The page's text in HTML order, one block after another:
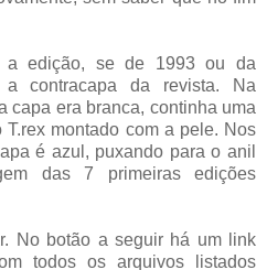
a edição, se de 1993 ou da
a contracapa da revista. Na
capa era branca, continha uma
montado com a pele. Nos
é azul, puxando para o anil
das 7 primeiras edições
No botão a seguir há um link
todos os arquivos listados